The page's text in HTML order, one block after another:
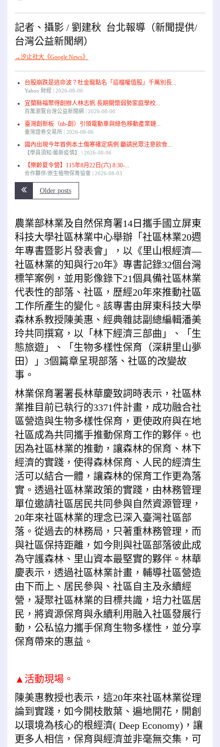
記者、攝影 / 劉建秋 台北報導（新聞提供/
台灣公益新聞網）
→汐止社大《Google News》
台股崩跌是逃命波？杜金龍點名「這檔權值股」千萬別長...
Yahoo 財經 2026-08-06
宜蘭縣福聚得創辦人林志帆 長期關懷弱勢家庭學校...
百萬瀏覽台灣公益新聞網 2026-08-06
臺灣創新板（tib-創）引領電動車與綠色移動產業鏈...
臺灣證券交易所 2026-08-06
國內出現今年首例本土傷寒確定病例 籲請民眾注意飲食...
【學員須知/最新疫情】 2026-08-06
【樂齡夏令營】115年8月22日(六) 8:30-...
合作夥伴/原生植物保育協會 2026-08-03
Older posts
農業部林業及自然保育署14日攜手國立屏東
科技大學社區林業中心舉辦「社區林業20週
年專書暨影片發表會」，以《里山根經濟—
社區林業的知與行20年》專書記錄32個台灣
標竿案例，並用影像錄下21個具備社區林業
代表性的部落、社區，歷經20年來推動社區
工作所產生的變化。該專書由屏東科技大學
森林系教授陳美惠、經典雜誌副總編輯潘美
玲共同撰寫，以「林下經濟三部曲」、「生
態旅遊」、「生物多樣性保育（深耕里山夢
田）」3個篇章呈現部落、社區的改變故
事。
林業保育署署長林華慶致詞時表示，社區林
業推目前已執行的3371件計畫，成功融合社
區營造與生物多樣性保育，更使政府與在地
社區成為共同攜手推動保育工作的夥伴。也
因為社區林業的推動，讓森林的保育、林下
經濟的實踐，使得森林保育、人民的經濟生
活可以結合一體，讓森林的保育工作更為落
實。透過社區林業政策的實踐，由林務管理
單位邀請社區居民共同參與自然資源管理，
20年來社區林業的理念已深入臺灣社區部
落。從過去的林務局，只著重林務管理，而
與社區保持距離，如今則與社區部落彼此成
為守護森林、里山資本最堅實的夥伴。林華
慶表示，透過社區林業計畫，輔導社區營造
由下而上、居民參與、社區自主及永續經
營，凝聚社區林業的目標共識，培力社區居
民，將資源保育與永續利用融入社區發展行
動，公私協力攜手保育生物多樣性，並分享
保育帶來的惠益。
▲活動現場。
陳美惠教授也表示，這20年來社區林業從理
論到實踐，如今開枝散葉、遍地開花，開創
以環境為核心的根經濟( Deep Economy)，讓
更多人相信，保育與經濟並非毫無交集，可